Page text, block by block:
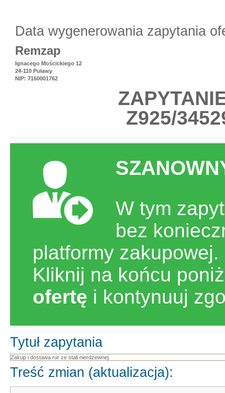
Data wygenerowania zapytania
Remzap
Ignacego Mościckiego 12
24-110 Puławy
NIP: 7160001762
Z925/
W tym
bez
platformy zakupowej.
Kliknij na końcu
ofertę i kontynuuj
Tytuł zapytania
Treść zmian (aktualizacja):